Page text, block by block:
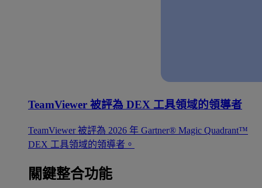
TeamViewer 被評為 DEX 工具領域的領導者
TeamViewer 被評為 2026 年 Gartner® Magic Quadrant™
DEX 工具領域的領導者。
關鍵整合功能